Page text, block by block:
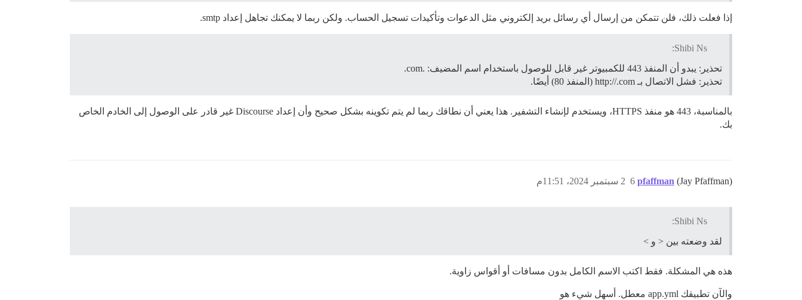
إذا فعلت ذلك، فلن تتمكن من إرسال أي رسائل بريد إلكتروني مثل الدعوات وتأكيدات تسجيل الحساب. ولكن ربما لا يمكنك تجاهل إعداد smtp.
Shibi Ns:
تحذير: يبدو أن المنفذ 443 للكمبيوتر غير قابل للوصول باستخدام اسم المضيف: .com.
تحذير: فشل الاتصال بـ http://.com (المنفذ 80) أيضًا.
بالمناسبة، 443 هو منفذ HTTPS، ويستخدم لإنشاء التشفير. هذا يعني أن نطاقك ربما لم يتم تكوينه بشكل صحيح وأن إعداد Discourse غير قادر على الوصول إلى الخادم الخاص
بك.
pfaffman (Jay Pfaffman) 2 سبتمبر 2024، 11:51م 6
Shibi Ns:
لقد وضعته بين < و >
هذه هي المشكلة. فقط اكتب الاسم الكامل بدون مسافات أو أقواس زاوية.
والآن تطبيقك app.yml معطل. أسهل شيء هو